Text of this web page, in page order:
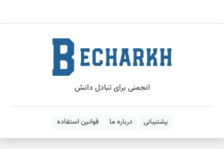
انجمنی برای تبادل دانش
پشتیبانی درباره ما قوانین استفاده